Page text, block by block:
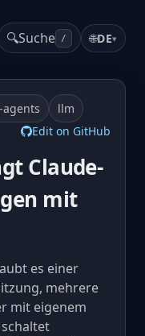
🔍Suche / 🌐DE▾
agents
llm
Edit on GitHub
Claude-
mit
es einer
mehrere
mit eigenem